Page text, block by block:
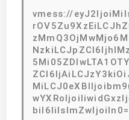
vmess://
biI6IiIsImZwIjoiIn0=